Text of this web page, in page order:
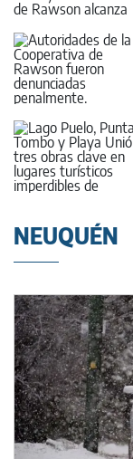
NEUQUÉN